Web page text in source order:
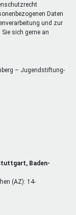
Daten
und zur
sich gerne an
– Jugendstiftung-
Baden-
(AZ): 14-